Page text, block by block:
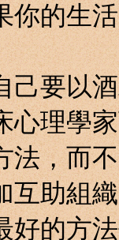
生活
以酒
心理學
法，而
組織
好的方